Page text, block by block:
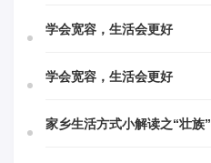
学会宽容，生活会更好
学会宽容，生活会更好
家乡生活方式小解读之“壮族”